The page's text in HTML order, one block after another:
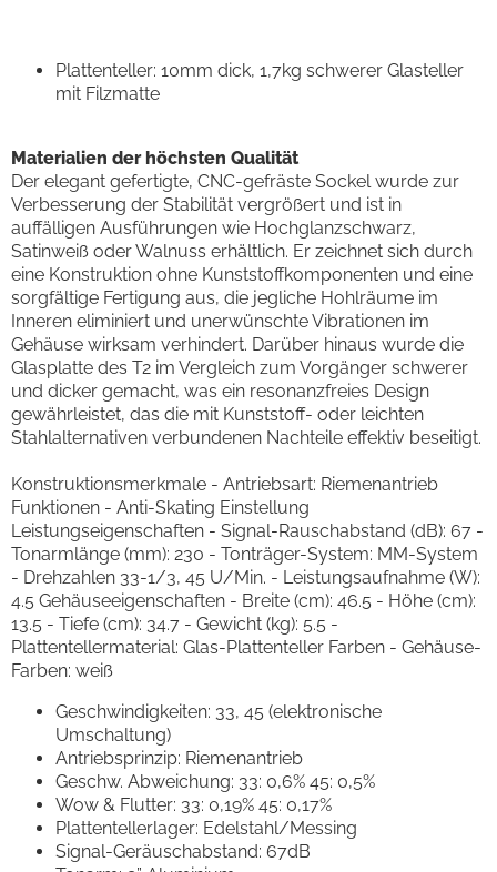
Plattenteller: 10mm dick, 1,7kg schwerer Glasteller
mit Filzmatte
Materialien der höchsten Qualität
Der elegant gefertigte, CNC-gefräste Sockel wurde zur
Verbesserung der Stabilität vergrößert und ist in
auffälligen Ausführungen wie Hochglanzschwarz,
Satinweiß oder Walnuss erhältlich. Er zeichnet sich durch
eine Konstruktion ohne Kunststoffkomponenten und eine
sorgfältige Fertigung aus, die jegliche Hohlräume im
Inneren eliminiert und unerwünschte Vibrationen im
Gehäuse wirksam verhindert. Darüber hinaus wurde die
Glasplatte des T2 im Vergleich zum Vorgänger schwerer
und dicker gemacht, was ein resonanzfreies Design
gewährleistet, das die mit Kunststoff- oder leichten
Stahlalternativen verbundenen Nachteile effektiv beseitigt.
Konstruktionsmerkmale - Antriebsart: Riemenantrieb
Funktionen - Anti-Skating Einstellung
Leistungseigenschaften - Signal-Rauschabstand (dB): 67 -
Tonarmlänge (mm): 230 - Tonträger-System: MM-System
- Drehzahlen 33-1/3, 45 U/Min. - Leistungsaufnahme (W):
4.5 Gehäuseeigenschaften - Breite (cm): 46.5 - Höhe (cm):
13.5 - Tiefe (cm): 34.7 - Gewicht (kg): 5.5 -
Plattentellermaterial: Glas-Plattenteller Farben - Gehäuse-
Farben: weiß
Geschwindigkeiten: 33, 45 (elektronische
Umschaltung)
Antriebsprinzip: Riemenantrieb
Geschw. Abweichung: 33: 0,6% 45: 0,5%
Wow & Flutter: 33: 0,19% 45: 0,17%
Plattentellerlager: Edelstahl/Messing
Signal-Geräuschabstand: 67dB